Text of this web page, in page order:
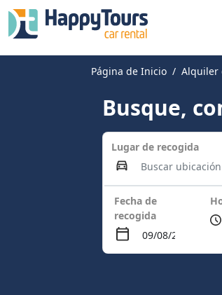
Página de Inicio Alquiler
Busque,
Lugar de recogida
Fecha de
recogida